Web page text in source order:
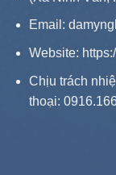
Email:
Website:
Chịu trách
thoại: